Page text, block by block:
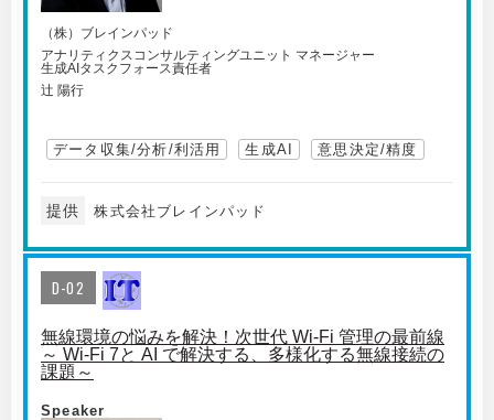
（株）ブレインパッド
アナリティクスコンサルティングユニット マネージャー
生成AIタスクフォース責任者
辻 陽行
データ収集/分析/利活用 生成AI 意思決定/精度
提供 株式会社ブレインパッド
D-02
無線環境の悩みを解決！次世代 Wi-Fi 管理の最前線
～ Wi-Fi 7と AI で解決する、多様化する無線接続の
課題～
Speaker